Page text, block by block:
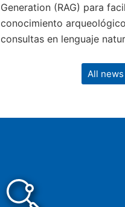
Generation (RAG) para
conocimiento
consultas en lenguaje
All news